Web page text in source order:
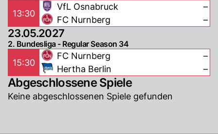
13:30
VfL Osnabruck
FC Nurnberg
–
–
23.05.2027
2. Bundesliga - Regular Season 34
15:30
FC Nurnberg
Hertha Berlin
–
–
Abgeschlossene Spiele
Keine abgeschlossenen Spiele gefunden